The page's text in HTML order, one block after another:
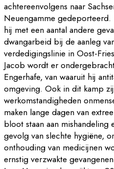
achtereenvolgens naar
Neuengamme
hij met een aantal andere
dwangarbeid bij de aanleg
verdedigingslinie in Oost-
Jacob wordt er
Engerhafe, van waaruit hij
omgeving. Ook in dit kamp
werkomstandigheden
maken lange dagen van
bloot staan aan mishandeling
gevolg van slechte hygiëne,
onthouding van medicijnen
ernstig verzwakte